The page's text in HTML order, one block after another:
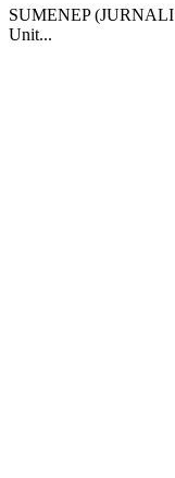
SUMENEP
Unit...